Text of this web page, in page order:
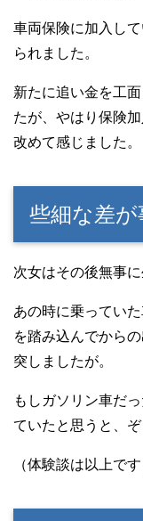
車両保険に加入し
られました。
新たに追い金を工
たが、やはり保険
改めて感じました。
些細な差
次女はその後無事
あの時に乗ってい
を踏み込んでから
突しましたが。
もしガソリン車だ
ていたと思うと、ぞ
（体験談は以上です